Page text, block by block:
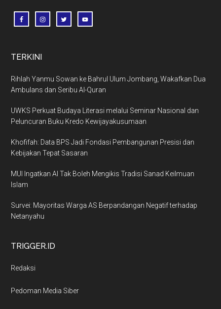
TERKINI
Rihlah Yanmu Sowan ke Bahrul Ulum Jombang, Wakafkan Dua
Ambulans dan Seribu Al-Quran
UWKS Perkuat Budaya Literasi melalui Seminar Nasional dan
Peluncuran Buku Kredo Kewijayakusumaan
Khofifah: Data BPS Jadi Fondasi Pembangunan Presisi dan
Kebijakan Tepat Sasaran
MUI Ingatkan AI Tak Boleh Mengikis Tradisi Sanad Keilmuan
Islam
Survei: Mayoritas Warga AS Berpandangan Negatif terhadap
Netanyahu
TRIGGER.ID
Redaksi
Pedoman Media Siber